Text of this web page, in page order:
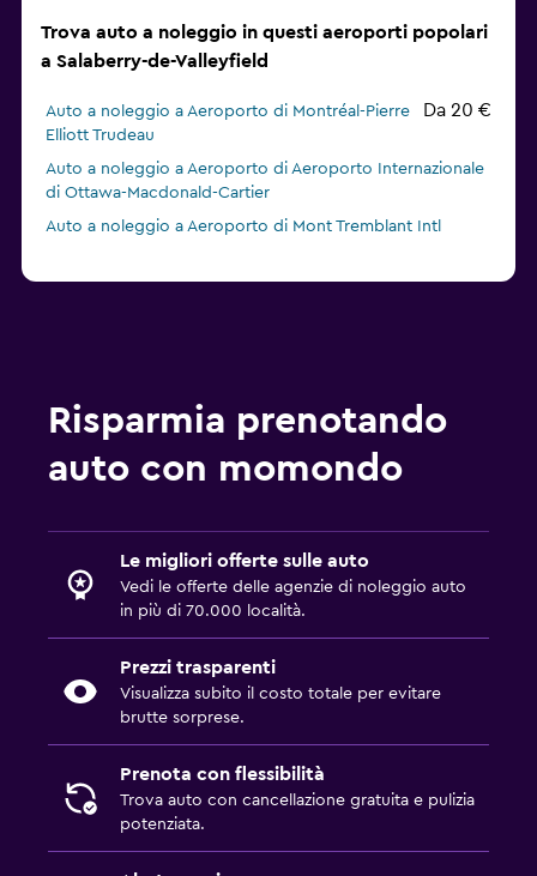
Trova auto a noleggio in questi aeroporti popolari
a Salaberry-de-Valleyfield
Auto a noleggio a Aeroporto di Montréal-Pierre
Elliott Trudeau
Da 20 €
Auto a noleggio a Aeroporto di Aeroporto Internazionale
di Ottawa-Macdonald-Cartier
Auto a noleggio a Aeroporto di Mont Tremblant Intl
Risparmia prenotando
auto con momondo
Le migliori offerte sulle auto
Vedi le offerte delle agenzie di noleggio auto
in più di 70.000 località.
Prezzi trasparenti
Visualizza subito il costo totale per evitare
brutte sorprese.
Prenota con flessibilità
Trova auto con cancellazione gratuita e pulizia
potenziata.